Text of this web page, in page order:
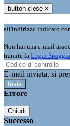
button close ×
all'indirizzo indicato
Non hai una e-mail
tramite la Login
E-mail inviata, si
Errore
Chiudi
Successo